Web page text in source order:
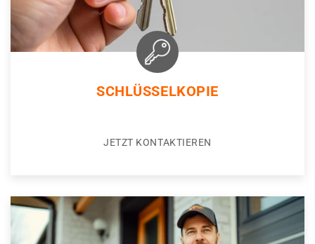
SCHLÜSSELKOPIE
JETZT KONTAKTIEREN